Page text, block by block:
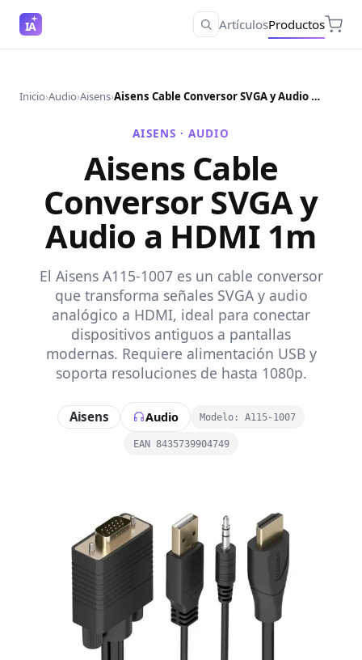
IA ArtículosProductos
Inicio›Audio›Aisens› Aisens Cable Conversor SVGA y Audio a HDMI 1m
AISENS ·AUDIO
Aisens Cable
Conversor SVGA y
Audio a HDMI 1m
El Aisens A115-1007 es un cable conversor
que transforma señales SVGA y audio
analógico a HDMI, ideal para conectar
dispositivos antiguos a pantallas
modernas. Requiere alimentación USB y
soporta resoluciones de hasta 1080p.
Aisens Audio Modelo: A115-1007
EAN 8435739904749